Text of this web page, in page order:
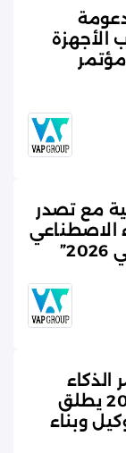
الأجهزة
مع تصدر
الاصطناعي
الذكاء
الاصطناعي العالمي بالرياض 2026 يطلق
وبناء